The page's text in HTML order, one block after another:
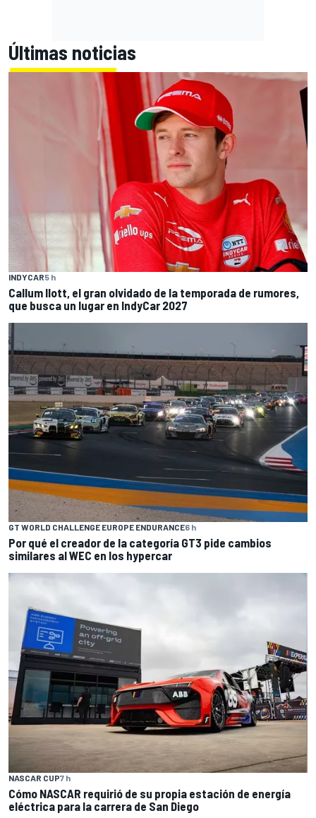
Últimas noticias
INDYCAR5 h
Callum Ilott, el gran olvidado de la temporada de rumores,
que busca un lugar en IndyCar 2027
GT WORLD CHALLENGE EUROPE ENDURANCE6 h
Por qué el creador de la categoría GT3 pide cambios
similares al WEC en los hypercar
NASCAR CUP7 h
Cómo NASCAR requirió de su propia estación de energía
eléctrica para la carrera de San Diego